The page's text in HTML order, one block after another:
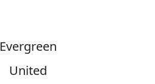
Evergreen
United